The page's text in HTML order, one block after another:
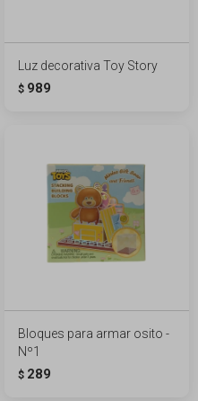
Luz decorativa Toy Story
$ 989
Bloques para armar osito -
Nº1
$ 289